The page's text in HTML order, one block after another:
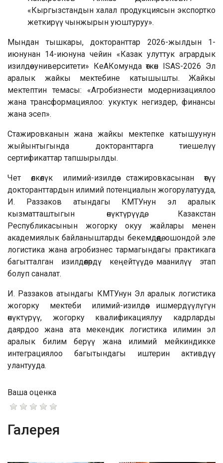
«Кыргызстандын халал продукциясын экспортко
жеткирүү чынжырын уюштуруу».
Мындан тышкары, докторанттар 2026-жылдын 1-
июнунан 14-июнуна чейин «Казак улуттук агрардык
изилдөө университети» КеАКомунда өткөн ISAS-2026 Эл
аралык жайкы мектебине катышышты. Жайкы
мектептин темасы: «Агробизнести модернизациялоо
жана трансформациялоо: укуктук негиздер, финансы
жана эсеп».
Стажировканын жана жайкы мектепке катышуунун
жыйынтыгында докторанттарга тиешелүү
сертификаттар тапшырылды.
Чет өлкөлүк илимий-изилдөө стажировкасынан өтүү
докторанттардын илимий потенциалын жогорулатууда,
И. Раззаков атындагы КМТУнун эл аралык
кызматташтыгын өнүктүрүүдө, Казакстан
Республикасынын жогорку окуу жайлары менен
академиялык байланыштарды бекемдөөдө, ошондой эле
логистика жана агробизнес тармагындагы практикага
багытталган изилдөөлөрдү кеңейтүүдө маанилүү этап
болуп саналат.
И. Раззаков атындагы КМТУнун Эл аралык логистика
жогорку мектеби илимий-изилдөө ишмердүүлүгүн
өнүктүрүү, жогорку квалификациялуу кадрларды
даярдоо жана ата мекендик логистика илимин эл
аралык билим берүү жана илимий мейкиндикке
интеграциялоо багытындагы иштерин активдүү
улантууда.
Ваша оценка
Галерея